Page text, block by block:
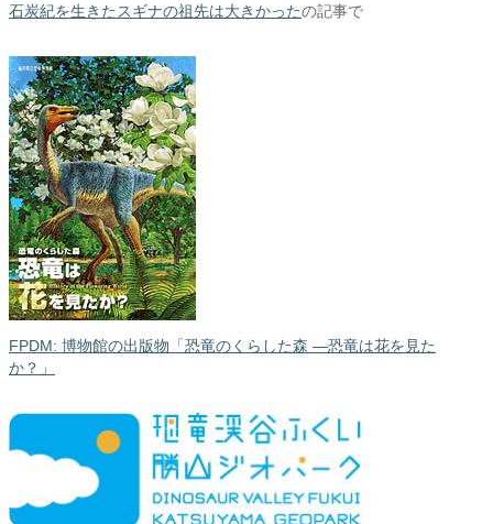
石炭紀を生きたスギナの祖先は大きかったの記事で
FPDM: 博物館の出版物「恐竜のくらした森 ―恐竜は花を見た
か？」